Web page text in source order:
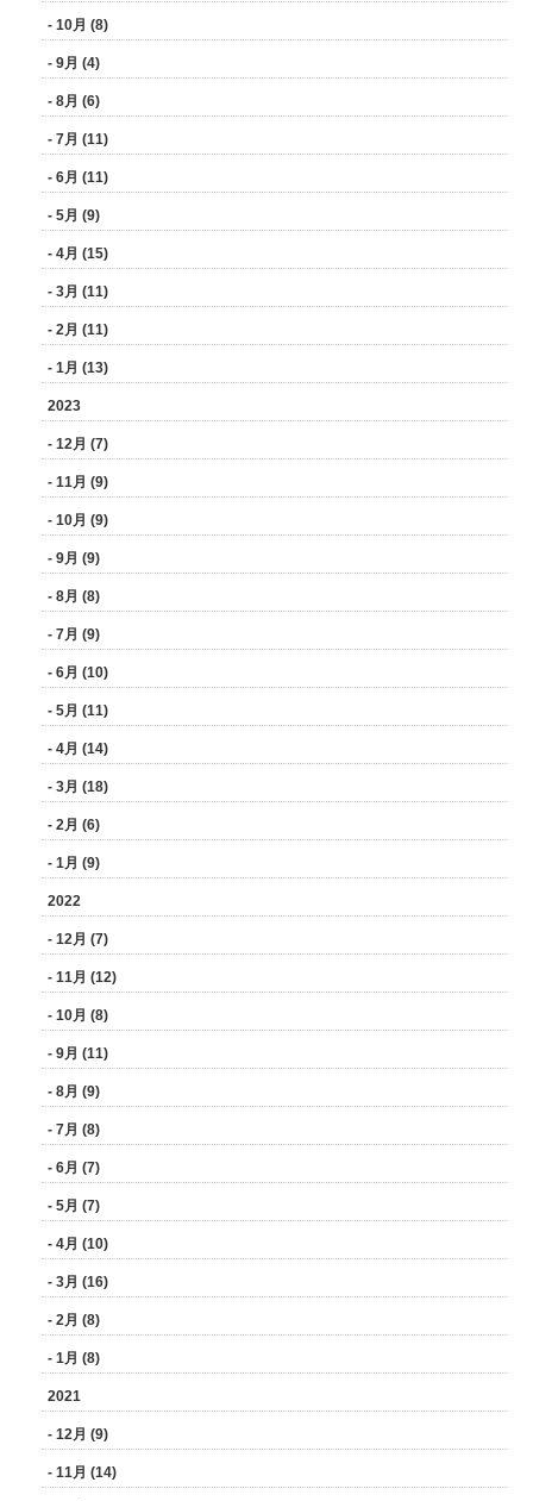
- 10月 (8)
- 9月 (4)
- 8月 (6)
- 7月 (11)
- 6月 (11)
- 5月 (9)
- 4月 (15)
- 3月 (11)
- 2月 (11)
- 1月 (13)
2023
- 12月 (7)
- 11月 (9)
- 10月 (9)
- 9月 (9)
- 8月 (8)
- 7月 (9)
- 6月 (10)
- 5月 (11)
- 4月 (14)
- 3月 (18)
- 2月 (6)
- 1月 (9)
2022
- 12月 (7)
- 11月 (12)
- 10月 (8)
- 9月 (11)
- 8月 (9)
- 7月 (8)
- 6月 (7)
- 5月 (7)
- 4月 (10)
- 3月 (16)
- 2月 (8)
- 1月 (8)
2021
- 12月 (9)
- 11月 (14)